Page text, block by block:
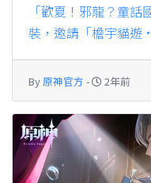
4.2版本預告：「罪